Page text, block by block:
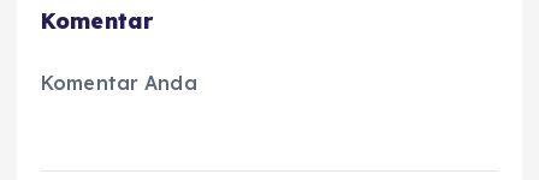
Komentar
Komentar Anda